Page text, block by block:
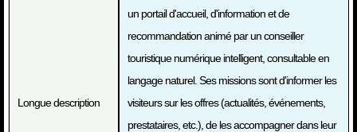
Longue description
un portail d'accueil, d'information et de
recommandation animé par un conseiller
touristique numérique intelligent, consultable en
langage naturel. Ses missions sont d'informer les
visiteurs sur les offres (actualités, événements,
prestataires, etc.), de les accompagner dans leur